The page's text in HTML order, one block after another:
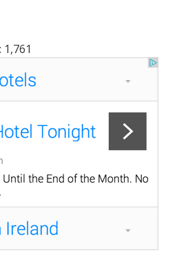
1,761